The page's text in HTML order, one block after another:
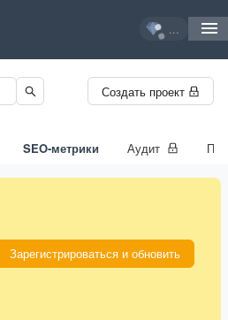
...
Создать проект
SEO-метрики Аудит
Зарегистрироваться и обновить